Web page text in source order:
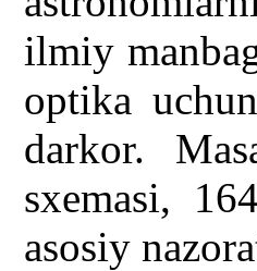
ilmiy
optika
darkor.
sxemasi,
asosiy